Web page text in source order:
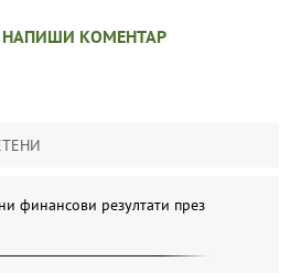
НАПИШИ КОМЕНТАР
финансови резултати през